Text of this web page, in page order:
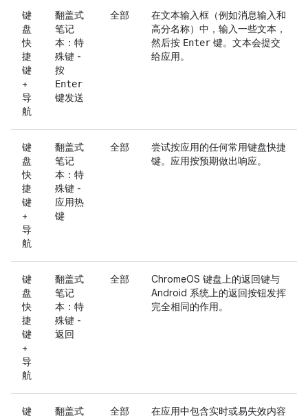
键
盘
快
捷
键
+
导
航
翻盖式
笔记
本：特
殊键 -
按
Enter
键发送
全部
在文本输入框（例如消息输入和
高分名称）中，输入一些文本，
然后按 Enter 键。文本会提交
给应用。
键
盘
快
捷
键
+
导
航
翻盖式
笔记
本：特
殊键 -
应用热
键
全部
尝试按应用的任何常用键盘快捷
键。应用按预期做出响应。
键
盘
快
捷
键
+
导
航
翻盖式
笔记
本：特
殊键 -
返回
全部
ChromeOS 键盘上的返回键与
Android 系统上的返回按钮发挥
完全相同的作用。
键
翻盖式
全部
在应用中包含实时或易失效内容